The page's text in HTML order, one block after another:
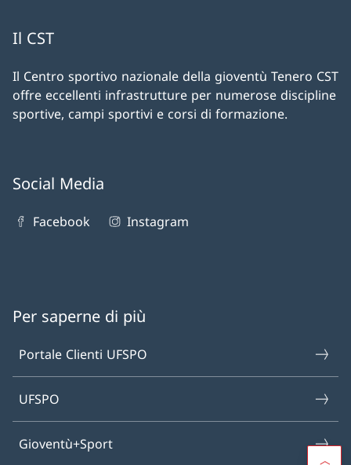
Il CST
Il Centro sportivo nazionale della gioventù Tenero CST
offre eccellenti infrastrutture per numerose discipline
sportive, campi sportivi e corsi di formazione.
Social Media
Facebook Instagram
Per saperne di più
Portale Clienti UFSPO
UFSPO
Gioventù+Sport